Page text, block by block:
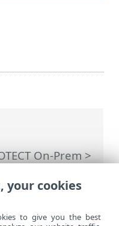
On-Prem>
>任务>客户端
件
your cookies
to give you the best